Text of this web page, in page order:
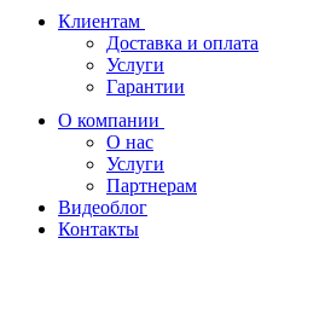
Клиентам
Доставка и оплата
Услуги
Гарантии
О компании
О нас
Услуги
Партнерам
Видеоблог
Контакты